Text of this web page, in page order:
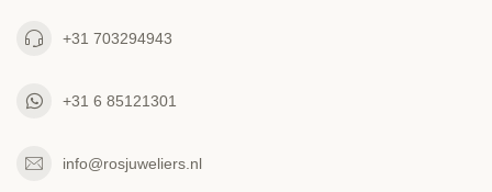
+31 703294943
+31 6 85121301
info@rosjuweliers.nl